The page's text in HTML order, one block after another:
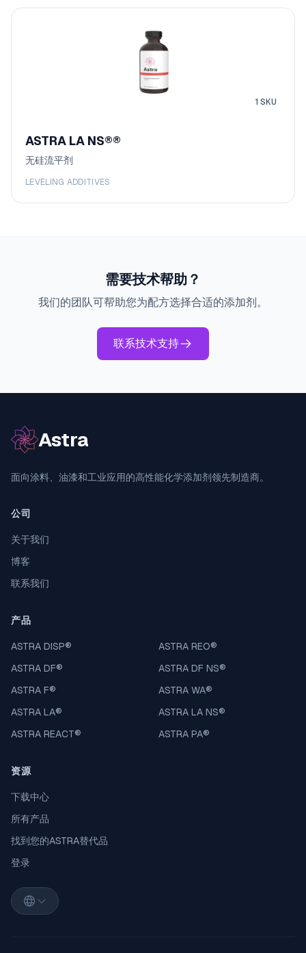
1 SKU
ASTRA LA NS®®
无硅流平剂
LEVELING ADDITIVES
需要技术帮助？
我们的团队可帮助您为配方选择合适的添加剂。
联系技术支持
Astra
面向涂料、油漆和工业应用的高性能化学添加剂领先制造商。
公司
关于我们
博客
联系我们
产品
ASTRA DISP® ASTRA REO®
ASTRA DF® ASTRA DF NS®
ASTRA F® ASTRA WA®
ASTRA LA® ASTRA LA NS®
ASTRA REACT® ASTRA PA®
资源
下载中心
所有产品
找到您的ASTRA替代品
登录